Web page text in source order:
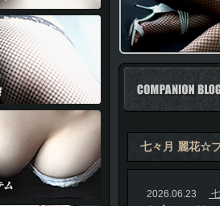
七々月 麗花☆
2026.06.23